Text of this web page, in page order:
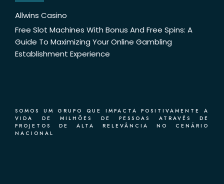
SOMOS UM GRUPO QUE IMPACTA POSITIVAMENTE A
VIDA DE MILHÕES DE PESSOAS ATRAVÉS DE
PROJETOS DE ALTA RELEVÂNCIA NO CENÁRIO
NACIONAL
Allwins Casino
Free Slot Machines With Bonus And Free Spins: A
Guide To Maximizing Your Online Gambling
Establishment Experience